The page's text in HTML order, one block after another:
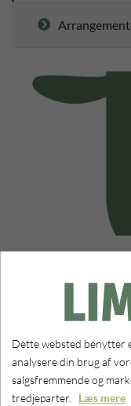
26.
afholdt på Bygholm
HORSENS - Lørdag d.
Bygholm
Dette websted benytter
analysere din brug af
salgsfremmende og
tredjeparter. Læs mere